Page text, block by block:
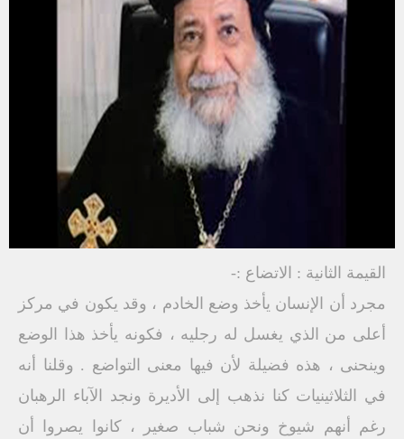
القيمة الثانية : الاتضاع :-
مجرد أن الإنسان يأخذ وضع الخادم ، وقد يكون في مركز
أعلى من الذي يغسل له رجليه ، فكونه يأخذ هذا الوضع
وينحنى ، هذه فضيلة لأن فيها معنى التواضع . وقلنا أنه
في الثلاثينيات كنا نذهب إلى الأديرة ونجد الآباء الرهبان
رغم أنهم شيوخ ونحن شباب صغير ، كانوا يصروا أن